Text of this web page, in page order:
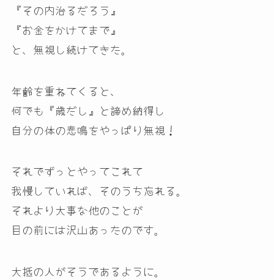
『その内治るだろう』
『お金をかけてまで』
と、無視し続けてきた。
年齢を重ねてくると、
何でも『歳だし』と諦め納得し
自分の体の悲鳴をやっぱり無視！
それでずっとやってこれて
我慢していれば、そのうち忘れる。
それより大事な他のことが
目の前には沢山あったのです。
大抵の人がそうであるように。